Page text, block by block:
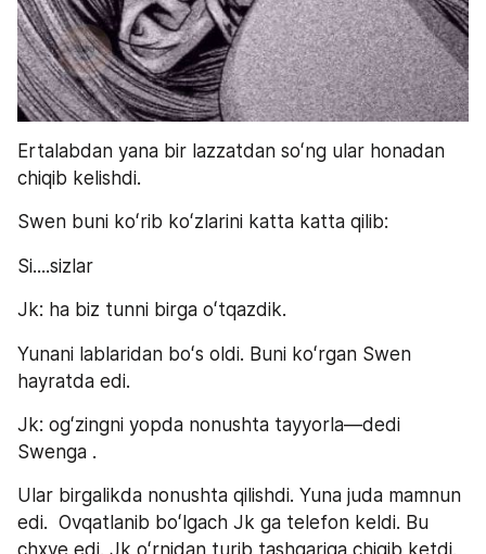
Ertalabdan yana bir lazzatdan soʻng ular honadan
chiqib kelishdi.
Swen buni koʻrib koʻzlarini katta katta qilib:
Si....sizlar
Jk: ha biz tunni birga oʻtqazdik.
Yunani lablaridan boʻs oldi. Buni koʻrgan Swen
hayratda edi.
Jk: ogʻzingni yopda nonushta tayyorla—dedi
Swenga .
Ular birgalikda nonushta qilishdi. Yuna juda mamnun
edi.  Ovqatlanib boʻlgach Jk ga telefon keldi. Bu
chxve edi. Jk oʻrnidan turib tashqariga chiqib ketdi.